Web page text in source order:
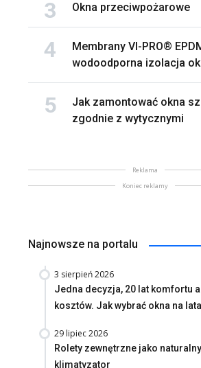
Okna przeciwpożarowe
Membrany VI-PRO®
wodoodporna izolacja
Jak zamontować okna
zgodnie z wytycznymi
Reklama
Koniec reklamy
Najnowsze na portalu
3 sierpień 2026
Jedna decyzja, 20 lat komfortu
kosztów. Jak wybrać okna na lata
29 lipiec 2026
Rolety zewnętrzne jako naturalny
klimatyzator